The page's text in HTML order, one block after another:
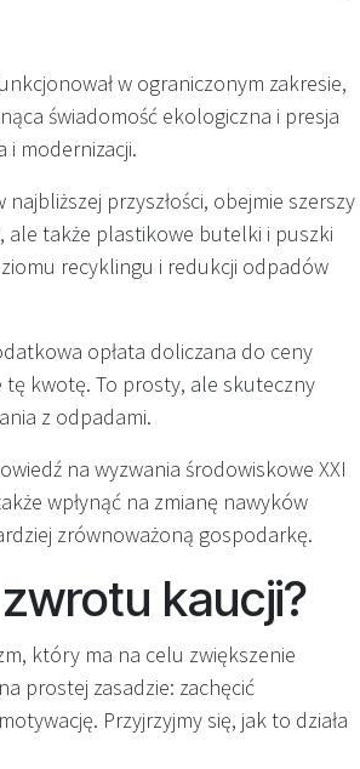
w ograniczonym zakresie,
świadomość ekologiczna i presja
i modernizacji.
przyszłości, obejmie szerszy
także plastikowe butelki i puszki
recyklingu i redukcji odpadów
opłata doliczana do ceny
kwotę. To prosty, ale skuteczny
z odpadami.
na wyzwania środowiskowe XXI
wpłynąć na zmianę nawyków
zrównoważoną gospodarkę.
kaucji?
który ma na celu zwiększenie
prostej zasadzie: zachęcić
Przyjrzyjmy się, jak to działa